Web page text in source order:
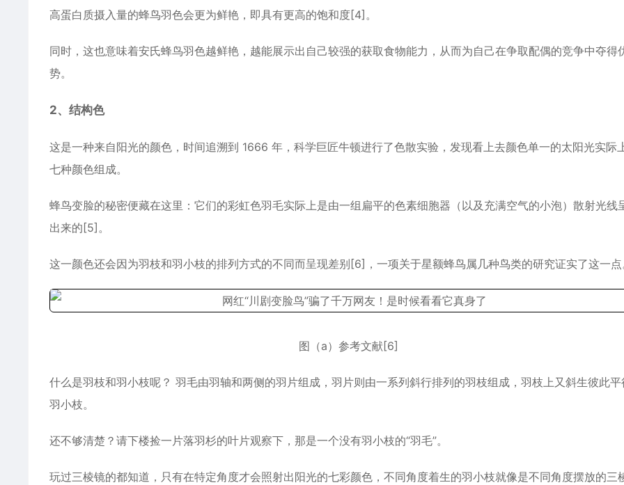
高蛋白质摄入量的蜂鸟羽色会更为鲜艳，即具有更高的饱和度[4]。
同时，这也意味着安氏蜂鸟羽色越鲜艳，越能展示出自己较强的获取食物能力，从而为自己在争取配偶的竞争中夺得
势。
2、结构色
这是一种来自阳光的颜色，时间追溯到 1666 年，科学巨匠牛顿进行了色散实验，发现看上去颜色单一的太阳光实际
七种颜色组成。
蜂鸟变脸的秘密便藏在这里：它们的彩虹色羽毛实际上是由一组扁平的色素细胞器（以及充满空气的小泡）散射光线
出来的[5]。
这一颜色还会因为羽枝和羽小枝的排列方式的不同而呈现差别[6]，一项关于星额蜂鸟属几种鸟类的研究证实了这一点
图（a）参考文献[6]
什么是羽枝和羽小枝呢？ 羽毛由羽轴和两侧的羽片组成，羽片则由一系列斜行排列的羽枝组成，羽枝上又斜生彼此平
羽小枝。
还不够清楚？请下楼捡一片落羽杉的叶片观察下，那是一个没有羽小枝的“羽毛”。
玩过三棱镜的都知道，只有在特定角度才会照射出阳光的七彩颜色，不同角度着生的羽小枝就像是不同角度摆放的三